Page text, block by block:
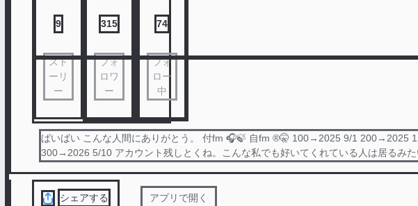
9
スト
ーリ
ー
315
フォ
ロワ
ー
74
フォ
ロー
中
ばいばい こんな人間にありがとう。 付fm 🎧🍃 自fm ®️🤫 100→2025 9/1 200→2025
300→2026 5/10 アカウント残しとくね。こんな私でも好いてくれている人は居るみ
シェアする アプリで開く